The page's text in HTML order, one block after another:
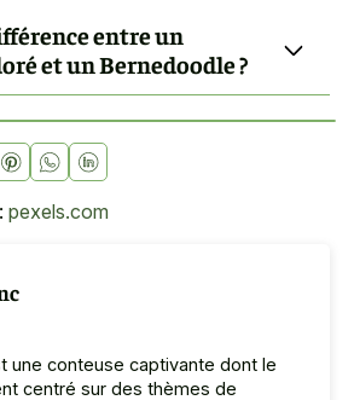
entre un
et un Bernedoodle ?
pexels.com
une conteuse captivante dont le
centré sur des thèmes de